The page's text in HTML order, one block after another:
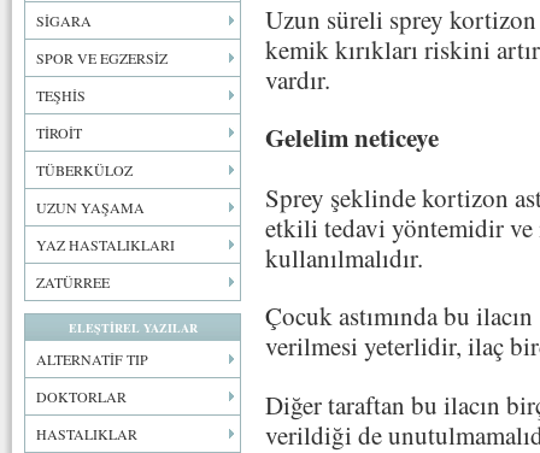
SİGARA
SPOR VE EGZERSİZ
TEŞHİS
TİROİT
TÜBERKÜLOZ
UZUN YAŞAMA
YAZ HASTALIKLARI
ZATÜRREE
ELEŞTİREL YAZILAR
ALTERNATİF TIP
DOKTORLAR
HASTALIKLAR
Uzun süreli sprey
kemik kırıkları riskini
vardır.
Gelelim neticeye
Sprey şeklinde kortizon
etkili tedavi yöntemidir ve
kullanılmalıdır.
Çocuk astımında bu
verilmesi yeterlidir, ilaç
Diğer taraftan bu ilacın
verildiği de